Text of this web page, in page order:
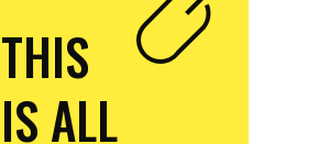
THIS
IS ALL